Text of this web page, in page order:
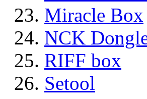
Miracle Box
NCK
RIFF box
Setool